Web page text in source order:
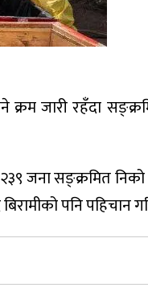
क्रम जारी रहँदा
जना सङ्क्रमित
पनि पहिचान